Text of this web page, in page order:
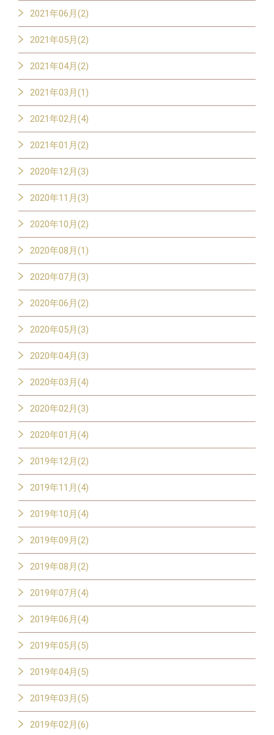
2021年06月(2)
2021年05月(2)
2021年04月(2)
2021年03月(1)
2021年02月(4)
2021年01月(2)
2020年12月(3)
2020年11月(3)
2020年10月(2)
2020年08月(1)
2020年07月(3)
2020年06月(2)
2020年05月(3)
2020年04月(3)
2020年03月(4)
2020年02月(3)
2020年01月(4)
2019年12月(2)
2019年11月(4)
2019年10月(4)
2019年09月(2)
2019年08月(2)
2019年07月(4)
2019年06月(4)
2019年05月(5)
2019年04月(5)
2019年03月(5)
2019年02月(6)